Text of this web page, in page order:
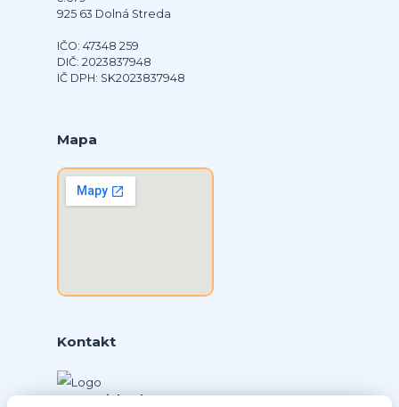
925 63 Dolná Streda
IČO: 47348 259
DIČ: 2023837948
IČ DPH: SK2023837948
Mapa
Kontakt
Ing. Daniel Doboš